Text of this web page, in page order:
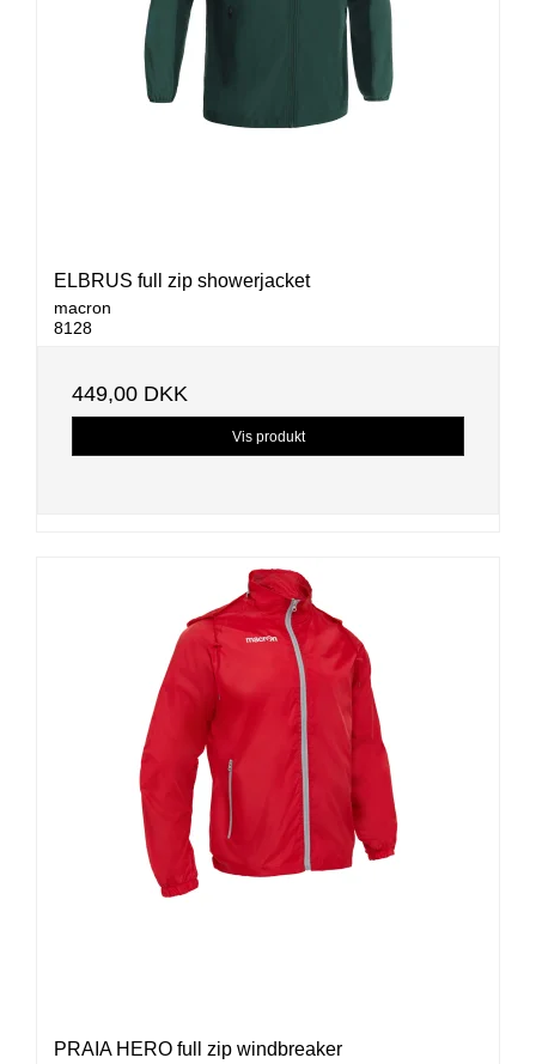
ELBRUS full zip showerjacket
macron
8128
449,00 DKK
Vis produkt
PRAIA HERO full zip windbreaker